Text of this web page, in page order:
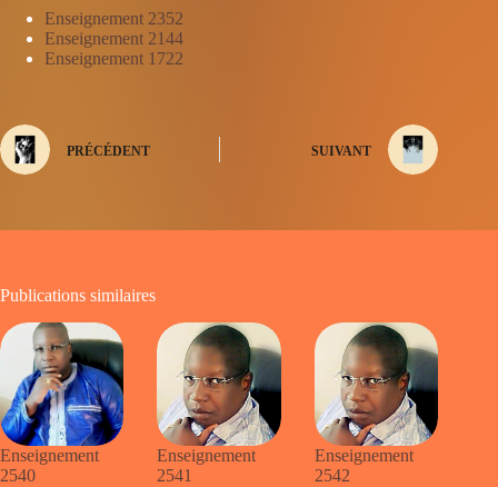
Enseignement 2352
Enseignement 2144
Enseignement 1722
PRÉCÉDENT SUIVANT
Publications similaires
Enseignement
2540
Enseignement
2541
Enseignement
2542